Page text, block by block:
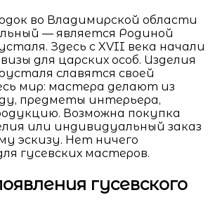
во Владимирской области
— является Родиной
Здесь с XVII века начали
для царских особ. Изделия
славятся своей
мир: мастера делают из
предметы интерьера,
Возможна покупка
или индивидуальный заказ
эскизу. Нет ничего
гусевских мастеров.
гусевского